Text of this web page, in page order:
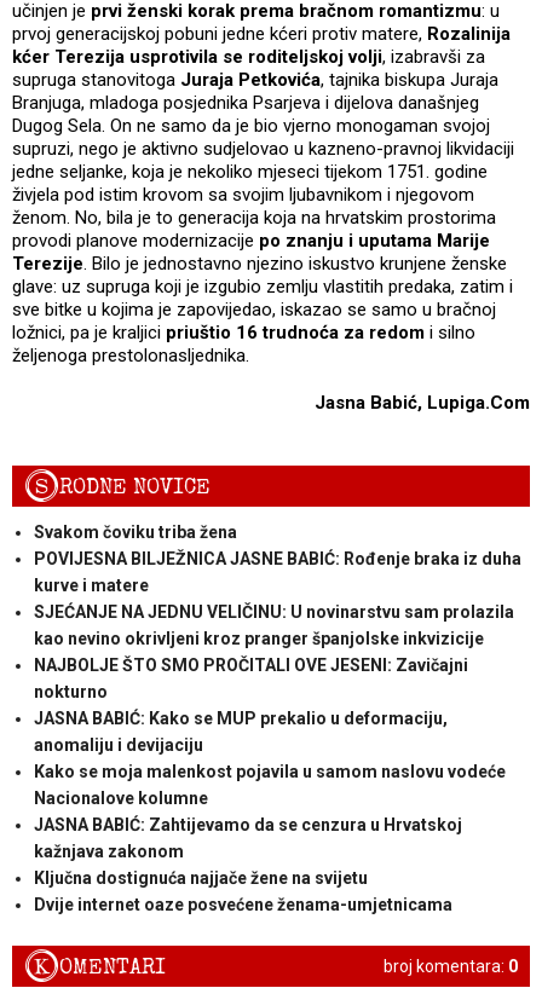
učinjen je prvi ženski korak prema bračnom romantizmu: u
prvoj generacijskoj pobuni jedne kćeri protiv matere, Rozalinija
kćer Terezija usprotivila se roditeljskoj volji, izabravši za
supruga stanovitoga Juraja Petkovića, tajnika biskupa Juraja
Branjuga, mladoga posjednika Psarjeva i dijelova današnjeg
Dugog Sela. On ne samo da je bio vjerno monogaman svojoj
supruzi, nego je aktivno sudjelovao u kazneno-pravnoj likvidaciji
jedne seljanke, koja je nekoliko mjeseci tijekom 1751. godine
živjela pod istim krovom sa svojim ljubavnikom i njegovom
ženom. No, bila je to generacija koja na hrvatskim prostorima
provodi planove modernizacije po znanju i uputama Marije
Terezije. Bilo je jednostavno njezino iskustvo krunjene ženske
glave: uz supruga koji je izgubio zemlju vlastitih predaka, zatim i
sve bitke u kojima je zapovijedao, iskazao se samo u bračnoj
ložnici, pa je kraljici priuštio 16 trudnoća za redom i silno
željenoga prestolonasljednika.
Jasna Babić, Lupiga.Com
SRODNE NOVICE
Svakom čoviku triba žena
POVIJESNA BILJEŽNICA JASNE BABIĆ: Rođenje braka iz duha
kurve i matere
SJEĆANJE NA JEDNU VELIČINU: U novinarstvu sam prolazila
kao nevino okrivljeni kroz pranger španjolske inkvizicije
NAJBOLJE ŠTO SMO PROČITALI OVE JESENI: Zavičajni
nokturno
JASNA BABIĆ: Kako se MUP prekalio u deformaciju,
anomaliju i devijaciju
Kako se moja malenkost pojavila u samom naslovu vodeće
Nacionalove kolumne
JASNA BABIĆ: Zahtijevamo da se cenzura u Hrvatskoj
kažnjava zakonom
Ključna dostignuća najjače žene na svijetu
Dvije internet oaze posvećene ženama-umjetnicama
broj komentara: 0
KOMENTARI